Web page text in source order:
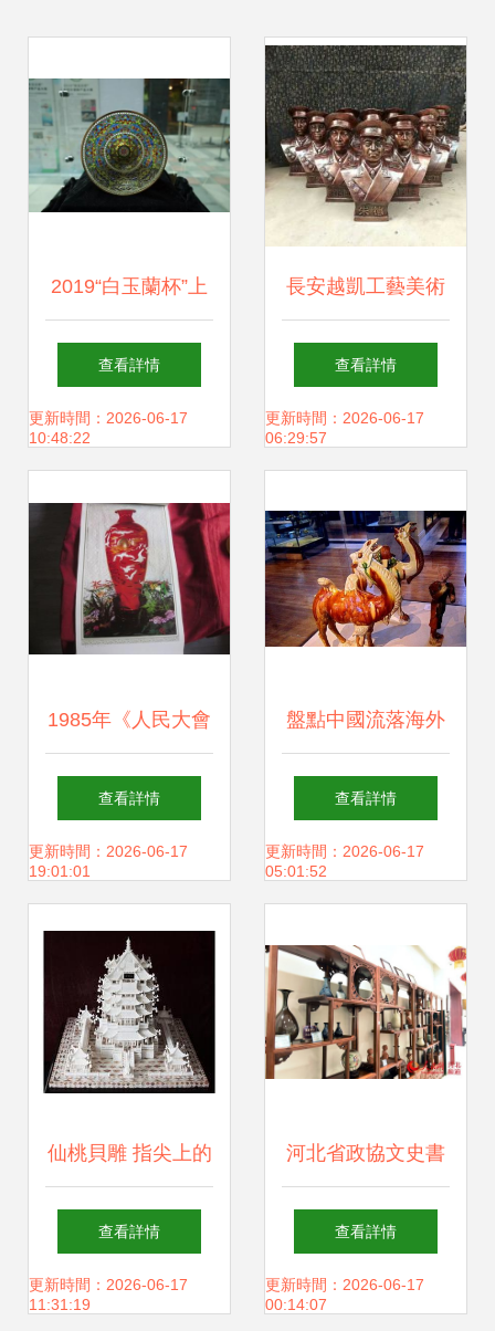
2019“白玉蘭杯”上
海設計創新產品展
圓滿落幕
查看詳情
更新時間：2026-06-17
10:48:22
長安越凱工藝美術
品商行 名人胸像擺
件雕塑的工藝與典
查看詳情
更新時間：2026-06-17
06:29:57
1985年《人民大會
堂工藝美術品》掛
歷 藝術與時光的交
查看詳情
更新時間：2026-06-17
19:01:01
盤點中國流落海外
的七大國寶 失落的
藝術珍寶
查看詳情
更新時間：2026-06-17
05:01:52
仙桃貝雕 指尖上的
滄海遺珠
查看詳情
更新時間：2026-06-17
11:31:19
河北省政協文史書
苑 文史愛好者的樂
園與工藝美術品的
查看詳情
更新時間：2026-06-17
00:14:07